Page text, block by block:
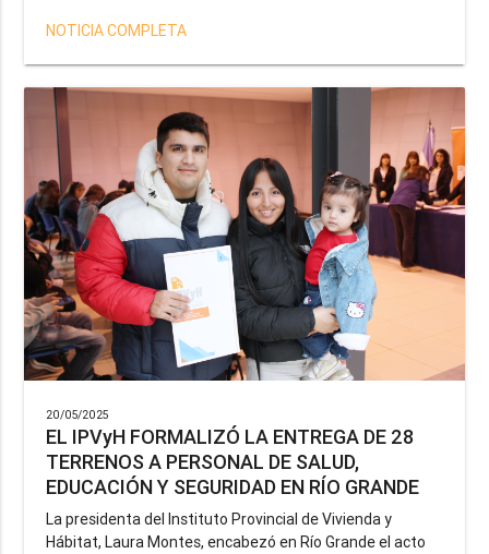
NOTICIA COMPLETA
20/05/2025
EL IPVyH FORMALIZÓ LA ENTREGA DE 28
TERRENOS A PERSONAL DE SALUD,
EDUCACIÓN Y SEGURIDAD EN RÍO GRANDE
La presidenta del Instituto Provincial de Vivienda y
Hábitat, Laura Montes, encabezó en Río Grande el acto